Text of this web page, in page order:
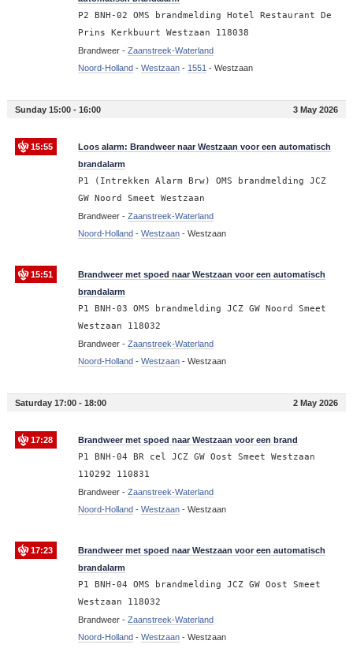
P2 BNH-02 OMS brandmelding Hotel Restaurant De
Prins Kerkbuurt Westzaan 118038
Brandweer - Zaanstreek-Waterland
Noord-Holland- Westzaan- 1551 - Westzaan
Sunday 15:00 - 16:00 3 May 2026
15:55
Loos alarm: Brandweer naar Westzaan voor een automatisch
brandalarm
P1 (Intrekken Alarm Brw) OMS brandmelding JCZ
GW Noord Smeet Westzaan
Brandweer - Zaanstreek-Waterland
Noord-Holland- Westzaan- Westzaan
15:51
Brandweer met spoed naar Westzaan voor een automatisch
brandalarm
P1 BNH-03 OMS brandmelding JCZ GW Noord Smeet
Westzaan 118032
Brandweer - Zaanstreek-Waterland
Noord-Holland- Westzaan- Westzaan
Saturday 17:00 - 18:00 2 May 2026
17:28 Brandweer met spoed naar Westzaan voor een brand
P1 BNH-04 BR cel JCZ GW Oost Smeet Westzaan
110292 110831
Brandweer - Zaanstreek-Waterland
Noord-Holland- Westzaan- Westzaan
17:23
Brandweer met spoed naar Westzaan voor een automatisch
brandalarm
P1 BNH-04 OMS brandmelding JCZ GW Oost Smeet
Westzaan 118032
Brandweer - Zaanstreek-Waterland
Noord-Holland- Westzaan- Westzaan